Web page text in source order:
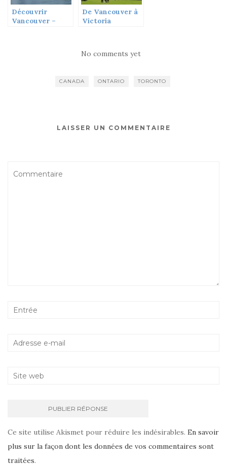
Découvrir
Vancouver –
De Vancouver à
Victoria
No comments yet
CANADA ONTARIO TORONTO
LAISSER UN COMMENTAIRE
Ce site utilise Akismet pour réduire les indésirables. En savoir
plus sur la façon dont les données de vos commentaires sont
traitées.